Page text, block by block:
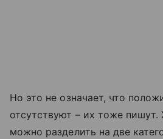
Но это не означает, что
отсутствуют – их тоже
можно разделить на две